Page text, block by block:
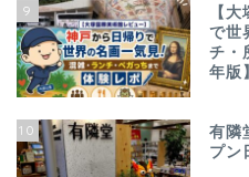
9
【
で世
チ・
年版
10
有隣
プン